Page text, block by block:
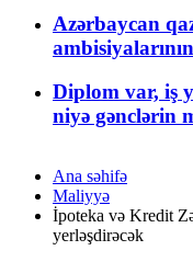
Azərbaycan
Diplom var, iş
niyə gənclərin
Ana səhifə
Maliyyə
İpoteka və Kredit
yerləşdirəcək